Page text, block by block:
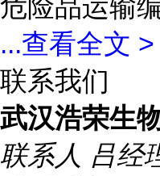
危险品运输
...查看全文 >
联系我们
武汉浩荣生
联系人 吕经